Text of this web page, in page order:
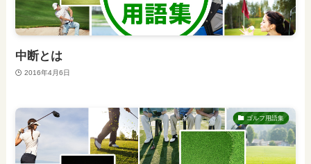
中断とは
2016年4月6日
ゴルフ用語集